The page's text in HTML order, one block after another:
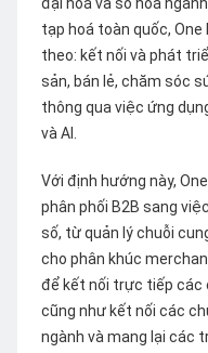
tạp hoá toàn quốc,
theo: kết nối và phát
sản, bán lẻ, chăm sóc
thông qua việc ứng
và AI.
Với định hướng này,
phân phối B2B sang
số, từ quản lý chuỗi
cho phân khúc
để kết nối trực tiếp các
cũng như kết nối các
ngành và mang lại các